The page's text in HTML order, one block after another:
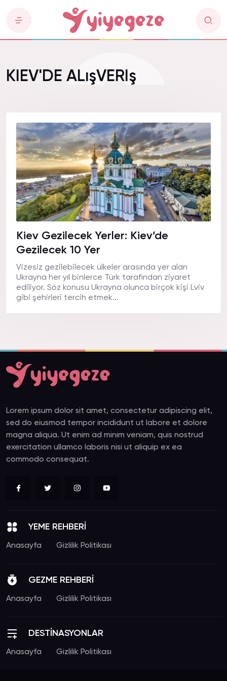
KIEV'DE ALışVERIş
Kiev Gezilecek Yerler: Kiev’de
Gezilecek 10 Yer
Vizesiz gezilebilecek ülkeler arasında yer alan
Ukrayna her yıl binlerce Türk tarafından ziyaret
ediliyor. Söz konusu Ukrayna olunca birçok kişi Lviv
gibi şehirleri tercih etmek...
Lorem ipsum dolor sit amet, consectetur adipiscing elit,
sed do eiusmod tempor incididunt ut labore et dolore
magna aliqua. Ut enim ad minim veniam, quis nostrud
exercitation ullamco laboris nisi ut aliquip ex ea
commodo consequat.
YEME REHBERİ
Anasayfa Gizlilik Politikası
GEZME REHBERİ
Anasayfa Gizlilik Politikası
DESTİNASYONLAR
Anasayfa Gizlilik Politikası